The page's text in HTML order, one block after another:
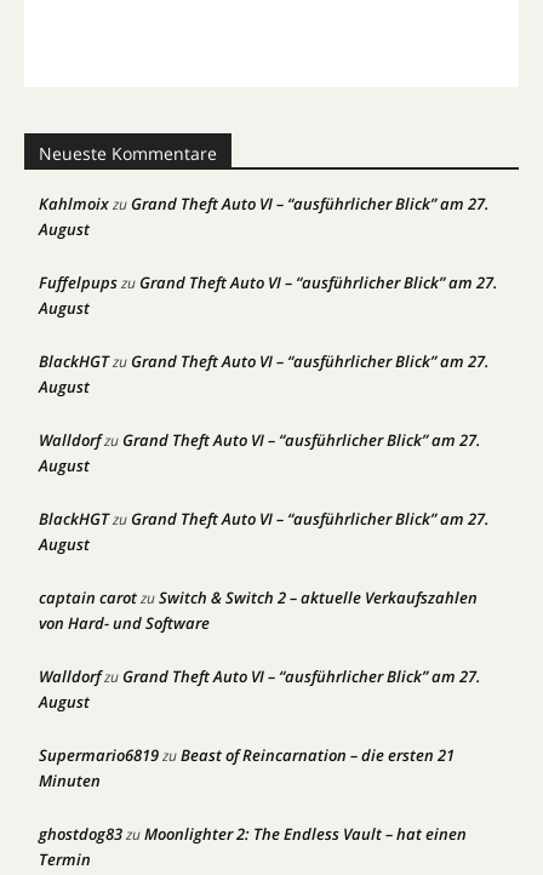
Neueste Kommentare
KahlmoixzuGrand Theft Auto VI – “ausführlicher Blick” am 27.
August
FuffelpupszuGrand Theft Auto VI – “ausführlicher Blick” am 27.
August
BlackHGTzuGrand Theft Auto VI – “ausführlicher Blick” am 27.
August
WalldorfzuGrand Theft Auto VI – “ausführlicher Blick” am 27.
August
BlackHGTzuGrand Theft Auto VI – “ausführlicher Blick” am 27.
August
captain carotzuSwitch & Switch 2 – aktuelle Verkaufszahlen
von Hard- und Software
WalldorfzuGrand Theft Auto VI – “ausführlicher Blick” am 27.
August
Supermario6819zuBeast of Reincarnation – die ersten 21
Minuten
ghostdog83zuMoonlighter 2: The Endless Vault – hat einen
Termin